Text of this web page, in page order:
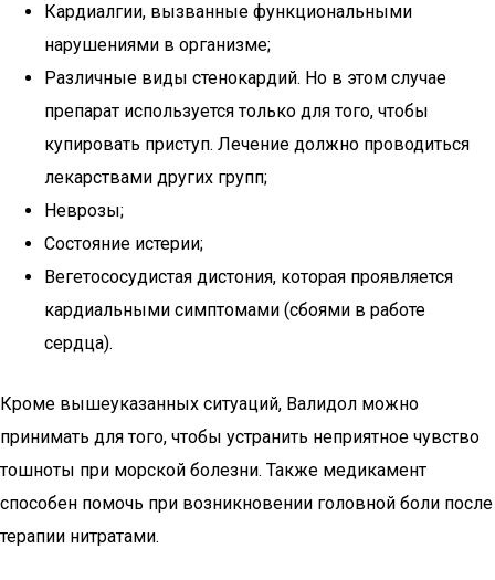
Кардиалгии, вызванные функциональными
нарушениями в организме;
Различные виды стенокардий. Но в этом случае
препарат используется только для того, чтобы
купировать приступ. Лечение должно проводиться
лекарствами других групп;
Неврозы;
Состояние истерии;
Вегетососудистая дистония, которая проявляется
кардиальными симптомами (сбоями в работе
сердца).
Кроме вышеуказанных ситуаций, Валидол можно
принимать для того, чтобы устранить неприятное чувство
тошноты при морской болезни. Также медикамент
способен помочь при возникновении головной боли после
терапии нитратами.